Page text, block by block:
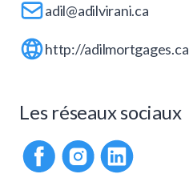
adil@adilvirani.ca
http://adilmortgages.ca
Les réseaux sociaux